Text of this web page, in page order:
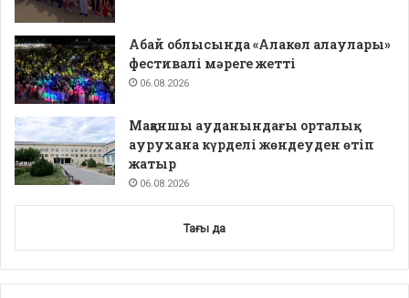
Абай облысында «Алакөл алаулары»
фестивалі мәреге жетті
06.08.2026
Мақаншы ауданындағы орталық
аурухана күрделі жөндеуден өтіп
жатыр
06.08.2026
Тағы да